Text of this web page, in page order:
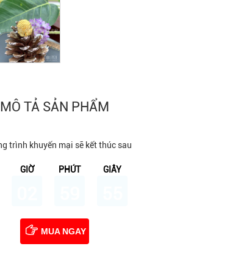
MÔ TẢ SẢN PHẨM
trình khuyến mại sẽ kết thúc sau
GIỜ PHÚT GIÂY
MUA NGAY